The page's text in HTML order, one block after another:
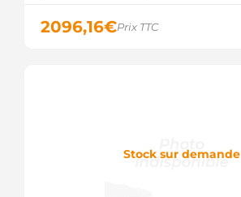
2096,16€Prix TTC
Stock sur demande